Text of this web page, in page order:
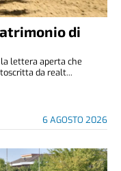
di
6 AGOSTO 2026
lettera aperta che
da realt...